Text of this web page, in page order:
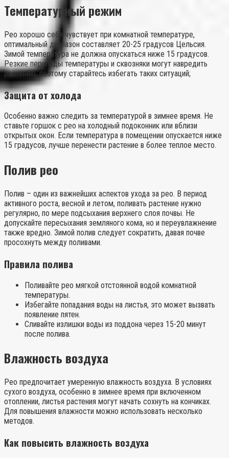
Температурный режим
Рео хорошо себя чувствует при комнатной температуре,
оптимальный диапазон составляет 20-25 градусов Цельсия.
Зимой температура не должна опускаться ниже 15 градусов.
Резкие перепады температуры и сквозняки могут навредить
растению, поэтому старайтесь избегать таких ситуаций;
Защита от холода
Особенно важно следить за температурой в зимнее время. Не
ставьте горшок с рео на холодный подоконник или вблизи
открытых окон. Если температура в помещении опускается ниже
15 градусов, лучше перенести растение в более теплое место.
Полив рео
Полив – один из важнейших аспектов ухода за рео. В период
активного роста, весной и летом, поливать растение нужно
регулярно, по мере подсыхания верхнего слоя почвы. Не
допускайте пересыхания земляного кома, но и переувлажнение
также вредно. Зимой полив следует сократить, давая почве
просохнуть между поливами.
Правила полива
Поливайте рео мягкой отстоянной водой комнатной
температуры.
Избегайте попадания воды на листья, это может вызвать
появление пятен.
Сливайте излишки воды из поддона через 15-20 минут
после полива.
Влажность воздуха
Рео предпочитает умеренную влажность воздуха. В условиях
сухого воздуха, особенно в зимнее время при включенном
отоплении, листья растения могут начать сохнуть на кончиках.
Для повышения влажности можно использовать несколько
методов.
Как повысить влажность воздуха